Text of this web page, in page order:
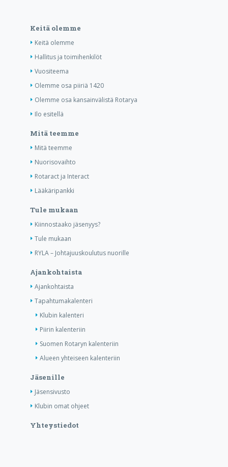
Keitä olemme
Keitä olemme
Hallitus ja toimihenkilöt
Vuositeema
Olemme osa piiriä 1420
Olemme osa kansainvälistä Rotarya
Ilo esitellä
Mitä teemme
Mitä teemme
Nuorisovaihto
Rotaract ja Interact
Lääkäripankki
Tule mukaan
Kiinnostaako jäsenyys?
Tule mukaan
RYLA – Johtajuuskoulutus nuorille
Ajankohtaista
Ajankohtaista
Tapahtumakalenteri
Klubin kalenteri
Piirin kalenteriin
Suomen Rotaryn kalenteriin
Alueen yhteiseen kalenteriin
Jäsenille
Jäsensivusto
Klubin omat ohjeet
Yhteystiedot